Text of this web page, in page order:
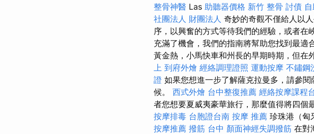
整骨神醫 Las 助聽器價格 新竹 整骨 討債
社團法人 財團法人 奇妙的奇觀不僅給人以
序，以興奮的方式等待我們的經驗，或者在
充滿了機會，我們的指南將幫助您找到最適
黃金熱，小馬快車和州長的早期時期，但在
上 到府外燴 經絡調理證照 運動按摩 不鏽鋼
證 如果您想進一步了解薩克拉曼多，請參
候。 西式外燴 台中整復推薦 經絡按摩課程
者您想要夏威夷豪華旅行，那麼值得將四個
按摩排毒 台胞證台南 按摩 推薦 珍珠港（匈
按摩推薦 撥筋 台中 顏面神經失調撥筋 在對